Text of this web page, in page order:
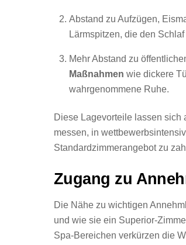
Abstand zu Aufzügen,
Lärmspitzen, die den
Mehr Abstand zu
Maßnahmen wie dickere
wahrgenommene Ruhe.
Diese Lagevorteile lassen sich
messen, in
Standardzimmerangebot zu
Zugang zu
Die Nähe zu wichtigen
und wie sie ein Superior-
Spa-Bereichen verkürzen die